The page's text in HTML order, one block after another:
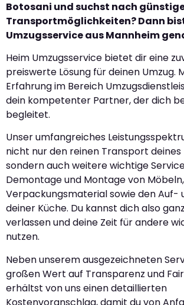
Botosani und suchst nach
Transportmöglichkeiten? Dann
Umzugsservice aus Mannheim
Heim Umzugsservice bietet dir eine
preiswerte Lösung für deinen Umzug.
Erfahrung im Bereich
dein kompetenter Partner, der dich
begleitet.
Unser umfangreiches
nicht nur den reinen Transport deines
sondern auch weitere wichtige
Demontage und Montage von Möbeln,
Verpackungsmaterial sowie den Auf-
deiner Küche. Du kannst dich also
verlassen und deine Zeit für andere
nutzen.
Neben unserem ausgezeichneten
großen Wert auf Transparenz und
erhältst von uns einen detaillierten
Kostenvoranschlag, damit du von